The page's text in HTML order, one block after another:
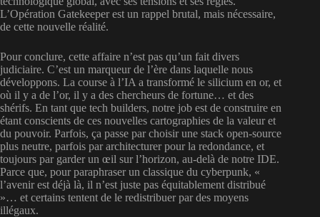
L’Opération Gatekeeper est un rappel brutal, mais nécessaire,
de cette nouvelle réalité.
Pour conclure, cette affaire n’est pas qu’un fait divers
judiciaire. C’est un marqueur de l’ère dans laquelle nous
développons. La course à l’IA a transformé le silicium en or, et
où il y a de l’or, il y a des chercheurs de fortune… et des
shérifs. En tant que tech builders, notre job est de construire en
étant conscients de ces nouvelles cartographies de la valeur et
du pouvoir. Parfois, ça passe par choisir une stack open-source
plus neutre, parfois par architecturer pour la redondance, et
toujours par garder un œil sur l’horizon, au-delà de notre IDE.
Parce que, pour paraphraser un classique du cyberpunk, «
l’avenir est déjà là, il n’est juste pas équitablement distribué
»… et certains tentent de le redistribuer par des moyens
illégaux.